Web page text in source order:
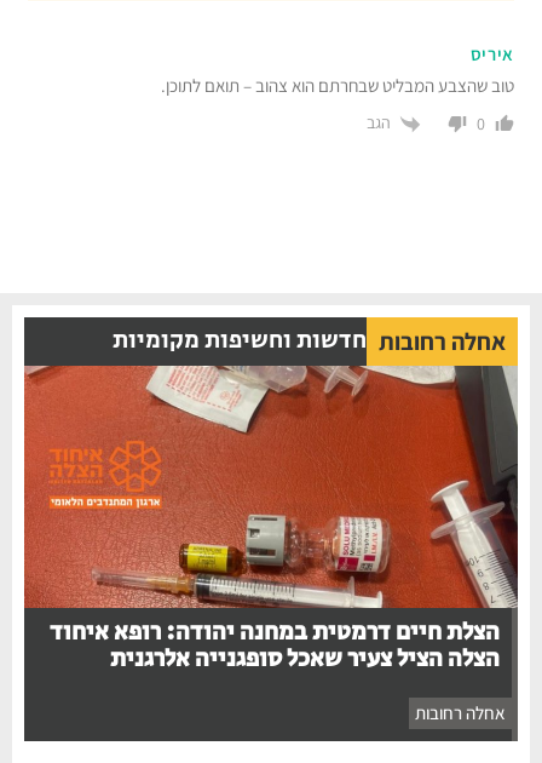
איריס
טוב שהצבע המבליט שבחרתם הוא צהוב – תואם לתוכן.
0 הגב
אחלה רחובות חדשות וחשיפות מקומיות
הצלת חיים דרמטית במחנה יהודה: רופא איחוד
הצלה הציל צעיר שאכל סופגנייה אלרגנית
אחלה רחובות